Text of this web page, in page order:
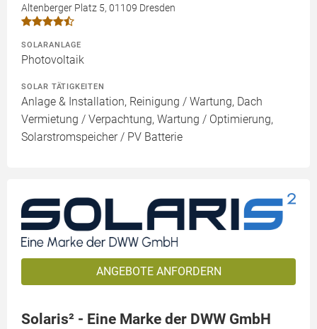
Altenberger Platz 5, 01109 Dresden
SOLARANLAGE
Photovoltaik
SOLAR TÄTIGKEITEN
Anlage & Installation, Reinigung / Wartung, Dach
Vermietung / Verpachtung, Wartung / Optimierung,
Solarstromspeicher / PV Batterie
ANGEBOTE ANFORDERN
Solaris² - Eine Marke der DWW GmbH